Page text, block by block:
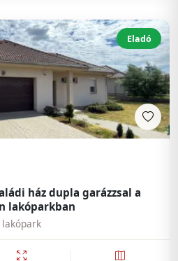
Eladó
ház dupla garázzsal a
lakóparkban